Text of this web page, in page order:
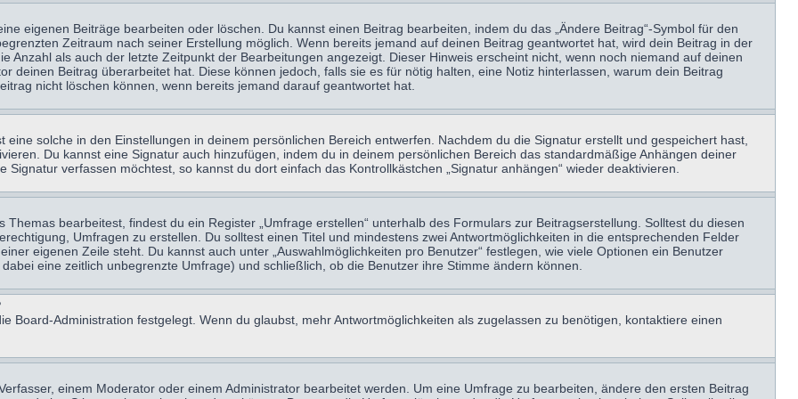
eigenen Beiträge bearbeiten oder löschen. Du kannst einen Beitrag bearbeiten, indem du das „Ändere Beitrag“-Symbol für den
Zeitraum nach seiner Erstellung möglich. Wenn bereits jemand auf deinen Beitrag geantwortet hat, wird dein Beitrag in der
Anzahl als auch der letzte Zeitpunkt der Bearbeitungen angezeigt. Dieser Hinweis erscheint nicht, wenn noch niemand auf deinen
deinen Beitrag überarbeitet hat. Diese können jedoch, falls sie es für nötig halten, eine Notiz hinterlassen, warum dein Beitrag
nicht löschen können, wenn bereits jemand darauf geantwortet hat.
solche in den Einstellungen in deinem persönlichen Bereich entwerfen. Nachdem du die Signatur erstellt und gespeichert hast,
Du kannst eine Signatur auch hinzufügen, indem du in deinem persönlichen Bereich das standardmäßige Anhängen deiner
verfassen möchtest, so kannst du dort einfach das Kontrollkästchen „Signatur anhängen“ wieder deaktivieren.
bearbeitest, findest du ein Register „Umfrage erstellen“ unterhalb des Formulars zur Beitragserstellung. Solltest du diesen
Umfragen zu erstellen. Du solltest einen Titel und mindestens zwei Antwortmöglichkeiten in die entsprechenden Felder
eigenen Zeile steht. Du kannst auch unter „Auswahlmöglichkeiten pro Benutzer“ festlegen, wie viele Optionen ein Benutzer
eine zeitlich unbegrenzte Umfrage) und schließlich, ob die Benutzer ihre Stimme ändern können.
Board-Administration festgelegt. Wenn du glaubst, mehr Antwortmöglichkeiten als zugelassen zu benötigen, kontaktiere einen
einem Moderator oder einem Administrator bearbeitet werden. Um eine Umfrage zu bearbeiten, ändere den ersten Beitrag